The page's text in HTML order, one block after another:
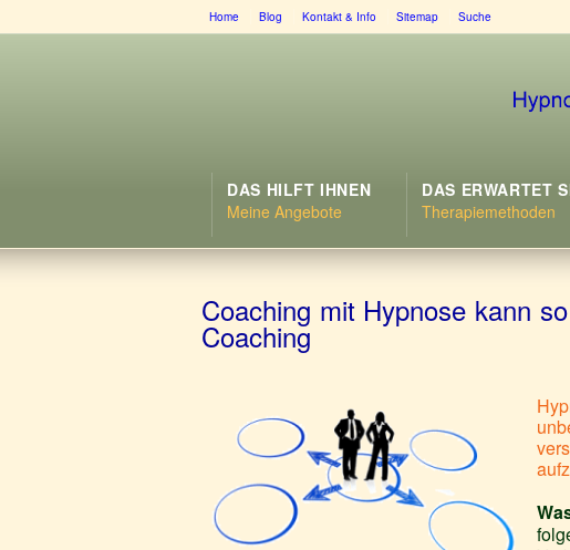
Home Blog Kontakt & Info Sitemap Suche
DAS HILFT IHNEN
Meine Angebote
DAS ERWARTET
Therapiemethoden
Coaching mit Hypnose kann
Coaching